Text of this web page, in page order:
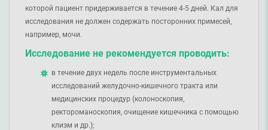
которой пациент придерживается в течение 4-5 дней. Кал для
исследования не должен содержать посторонних примесей,
например, мочи.
Исследование не рекомендуется проводить:
в течение двух недель после инструментальных
исследований желудочно-кишечного тракта или
медицинских процедур (колоноскопия,
ректороманоскопия, очищение кишечника с помощью
клизм и др.);